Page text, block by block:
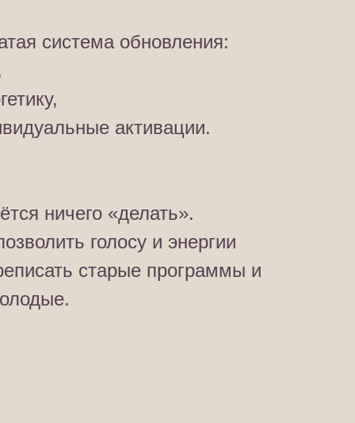
система обновления:
активации.
ничего «делать».
голосу и энергии
старые программы и